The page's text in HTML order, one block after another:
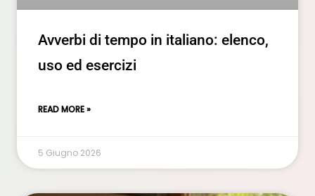
Avverbi di tempo in italiano: elenco,
uso ed esercizi
READ MORE »
5 Giugno 2026